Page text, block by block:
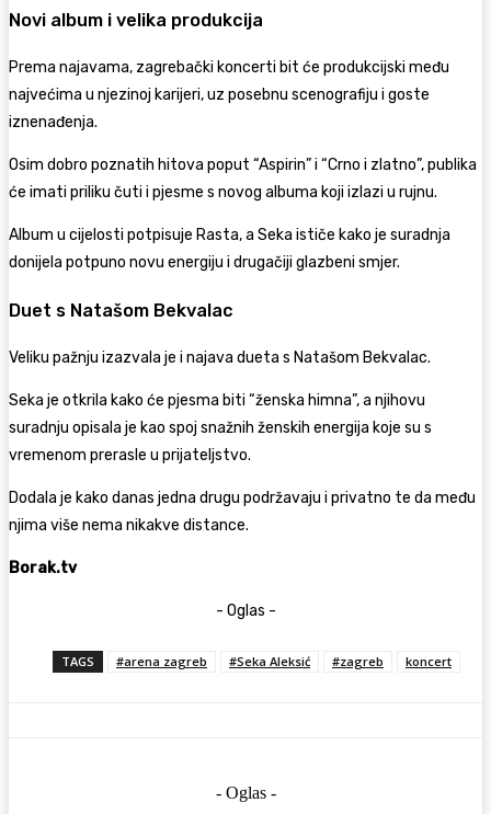
Novi album i velika produkcija
Prema najavama, zagrebački koncerti bit će produkcijski među
najvećima u njezinoj karijeri, uz posebnu scenografiju i goste
iznenađenja.
Osim dobro poznatih hitova poput “Aspirin” i “Crno i zlatno”, publika
će imati priliku čuti i pjesme s novog albuma koji izlazi u rujnu.
Album u cijelosti potpisuje Rasta, a Seka ističe kako je suradnja
donijela potpuno novu energiju i drugačiji glazbeni smjer.
Duet s Natašom Bekvalac
Veliku pažnju izazvala je i najava dueta s Natašom Bekvalac.
Seka je otkrila kako će pjesma biti “ženska himna”, a njihovu
suradnju opisala je kao spoj snažnih ženskih energija koje su s
vremenom prerasle u prijateljstvo.
Dodala je kako danas jedna drugu podržavaju i privatno te da među
njima više nema nikakve distance.
Borak.tv
- Oglas -
TAGS #arena zagreb #Seka Aleksić #zagreb koncert
- Oglas -